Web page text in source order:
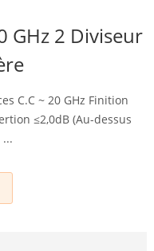
GHz 2 Diviseur
C.C ~ 20 GHz Finition
≤2,0dB (Au-dessus